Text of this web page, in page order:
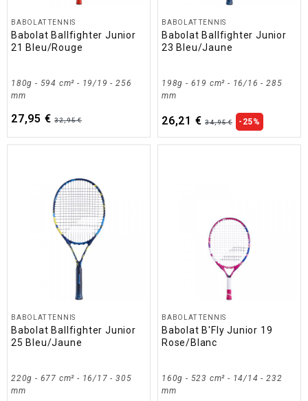
BABOLAT TENNIS
Babolat Ballfighter Junior
21 Bleu/Rouge
180g - 594 cm² - 19/19 - 256
mm
27,95 € 32,95 €
BABOLAT TENNIS
Babolat Ballfighter Junior
23 Bleu/Jaune
198g - 619 cm² - 16/16 - 285
mm
26,21 € 34,95 € -25%
BABOLAT TENNIS
Babolat Ballfighter Junior
25 Bleu/Jaune
220g - 677 cm² - 16/17 - 305
mm
BABOLAT TENNIS
Babolat B'Fly Junior 19
Rose/Blanc
160g - 523 cm² - 14/14 - 232
mm